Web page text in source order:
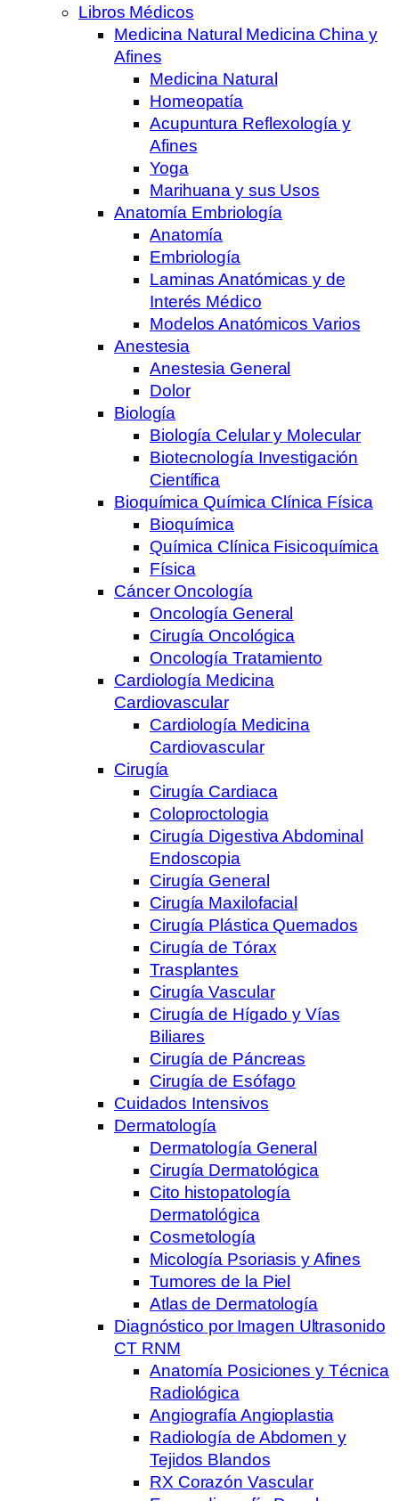
Libros Médicos
Medicina Natural Medicina China y
Afines
Medicina Natural
Homeopatía
Acupuntura Reflexología y
Afines
Yoga
Marihuana y sus Usos
Anatomía Embriología
Anatomía
Embriología
Laminas Anatómicas y de
Interés Médico
Modelos Anatómicos Varios
Anestesia
Anestesia General
Dolor
Biología
Biología Celular y Molecular
Biotecnología Investigación
Científica
Bioquímica Química Clínica Física
Bioquímica
Química Clínica Fisicoquímica
Física
Cáncer Oncología
Oncología General
Cirugía Oncológica
Oncología Tratamiento
Cardiología Medicina
Cardiovascular
Cardiología Medicina
Cardiovascular
Cirugía
Cirugía Cardiaca
Coloproctologia
Cirugía Digestiva Abdominal
Endoscopia
Cirugía General
Cirugía Maxilofacial
Cirugía Plástica Quemados
Cirugía de Tórax
Trasplantes
Cirugía Vascular
Cirugía de Hígado y Vías
Biliares
Cirugía de Páncreas
Cirugía de Esófago
Cuidados Intensivos
Dermatología
Dermatología General
Cirugía Dermatológica
Cito histopatología
Dermatológica
Cosmetología
Micología Psoriasis y Afines
Tumores de la Piel
Atlas de Dermatología
Diagnóstico por Imagen Ultrasonido
CT RNM
Anatomía Posiciones y Técnica
Radiológica
Angiografía Angioplastia
Radiología de Abdomen y
Tejidos Blandos
RX Corazón Vascular